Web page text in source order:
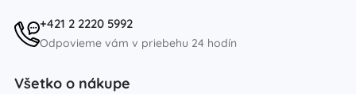
+421 2 2220 5992
Odpovieme vám v priebehu 24 hodín
Všetko o nákupe